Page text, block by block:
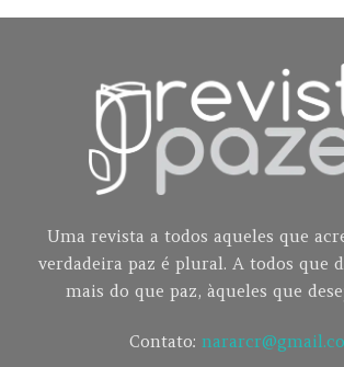
Uma revista a todos aqueles que
verdadeira paz é plural. A todos que
mais do que paz, àqueles que
Contato: